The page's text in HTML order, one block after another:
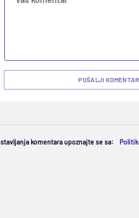
POŠALJI KOMENTAR
komentara upoznajte se sa: